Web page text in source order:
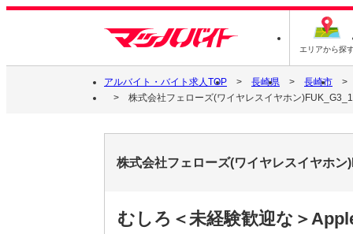
エリアから探
アルバイト・バイト求人TOP 長崎県
長崎市
株式会社フェローズ(ワイヤレスイヤホン
株式会社フェローズ(ワイヤレスイヤホ
むしろ＜未経験歓迎な＞